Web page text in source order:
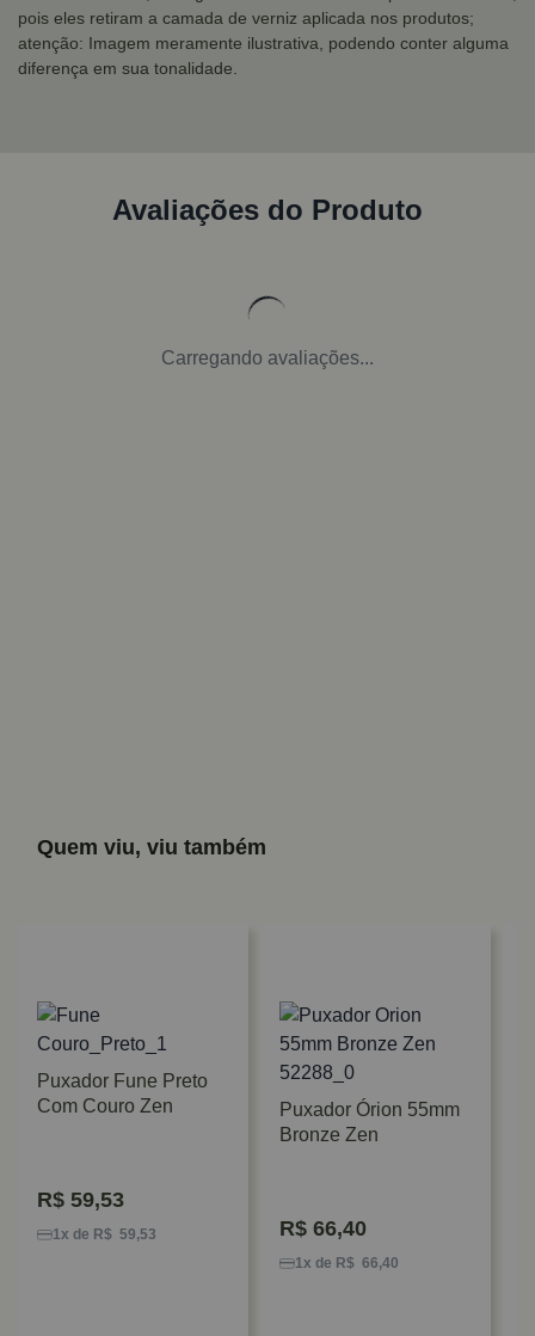
pois eles retiram a camada de verniz aplicada nos produtos;
atenção: Imagem meramente ilustrativa, podendo conter alguma
diferença em sua tonalidade.
Avaliações do Produto
Carregando avaliações...
Quem viu, viu também
Puxador Fune Preto
Com Couro Zen
R$ 59,53
1x de R$ 59,53
Puxador Órion 55mm
Bronze Zen
R$ 66,40
1x de R$ 66,40